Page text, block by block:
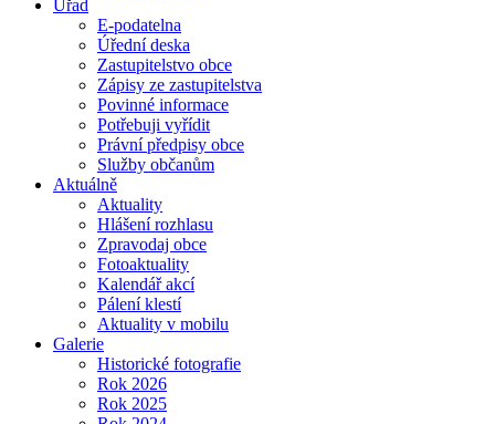
Úřad
E-podatelna
Úřední deska
Zastupitelstvo obce
Zápisy ze zastupitelstva
Povinné informace
Potřebuji vyřídit
Právní předpisy obce
Služby občanům
Aktuálně
Aktuality
Hlášení rozhlasu
Zpravodaj obce
Fotoaktuality
Kalendář akcí
Pálení klestí
Aktuality v mobilu
Galerie
Historické fotografie
Rok 2026
Rok 2025